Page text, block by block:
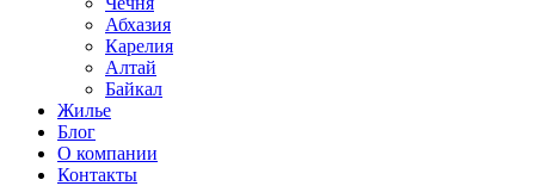
Абхазия
Карелия
Алтай
Байкал
Жилье
Блог
О компании
Контакты